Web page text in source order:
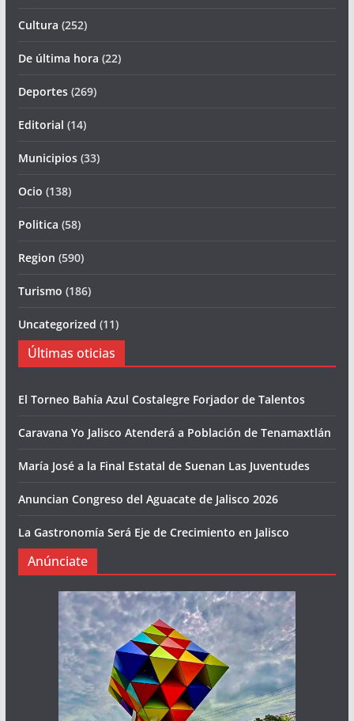
Cultura (252)
De última hora (22)
Deportes(269)
Editorial (14)
Municipios(33)
Ocio (138)
Politica (58)
Region (590)
Turismo (186)
Uncategorized (11)
Últimas oticias
El Torneo Bahía Azul Costalegre Forjador de Talentos
Caravana Yo Jalisco Atenderá a Población de Tenamaxtlán
María José a la Final Estatal de Suenan Las Juventudes
Anuncian Congreso del Aguacate de Jalisco 2026
La Gastronomía Será Eje de Crecimiento en Jalisco
Anúnciate